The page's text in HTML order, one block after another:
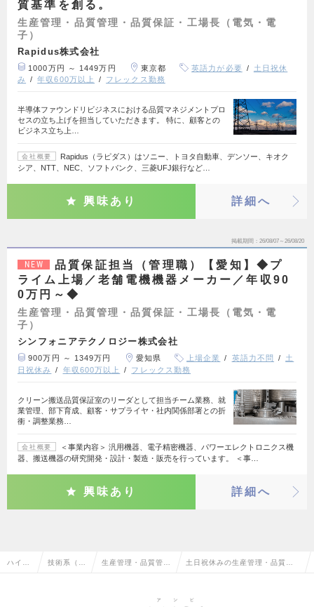
質基準を創る。
生産管理・品質管理・品質保証・工場長（電気・電
子）
Rapidus株式会社
1000万円 ～ 1449万円 東京都 英語力が必要
土日祝休
み
年収600万以上 フレックス勤務
半導体ファウンドリビジネスにおける品質マネジメントプロ
セスの立ち上げを担当していただきます。 特に、顧客との
ビジネス立ち上…
会社概要
Rapidus（ラピダス）はソニー、トヨタ自動車、デンソー、キオク
シア、NTT、NEC、ソフトバンク、三菱UFJ銀行など…
興味あり 詳細へ
掲載期間 26/08/07～26/08/20
NEW
品質保証担当（管理職）【愛知】◆プ
ライム上場／老舗電機機器メーカー／年収90
0万円～◆
生産管理・品質管理・品質保証・工場長（電気・電
子）
シンフォニアテクノロジー株式会社
900万円 ～ 1349万円 愛知県 上場企業 英語力不問
土
日祝休み
年収600万以上 フレックス勤務
クリーン搬送品質保証室のリーダとして担当チーム業務、就
業管理、部下育成、顧客・サプライヤ・社内関係部署との折
衝・調整業務…
会社概要
＜事業内容＞ 汎用機器、電子精密機器、パワーエレクトロニクス機
器、搬送機器の研究開発・設計・製造・販売を行っています。 ＜事…
興味あり 詳細へ
ハイク 技術系（電 生産管理・品質管 土日祝休みの生産管理・品質管